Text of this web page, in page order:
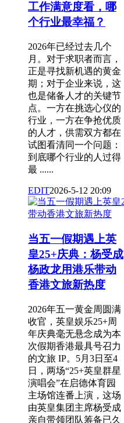
工作满意度看，哪
个行业最幸福？
2026年已经过去几个
月。对于求职者而言，
正是寻找新机遇的黄金
期；对于企业来说，这
也是储备人才的关键节
点。一方在挑选心仪的
行业，一方在争抢优质
的人才，供需双方都在
试图看清同一个问题：
到底哪个行业的人过得
最 ......
EDIT2026-5-12 20:09
当五一假期遇上英
皇25+庆典：杨受成
杨政龙用港乐带动
香港文旅新热度
2026年五一黄金周圆满
收官，英皇娱乐25+周
年庆典毫无悬念成为本
次假期香港最具号召力
的文旅 IP。5月3日至4
日，两场“25+英皇群星
演唱会”在启德体育园
主场馆连番上演，这场
由英皇集团主席杨受成
亲自带领团队筹备已久